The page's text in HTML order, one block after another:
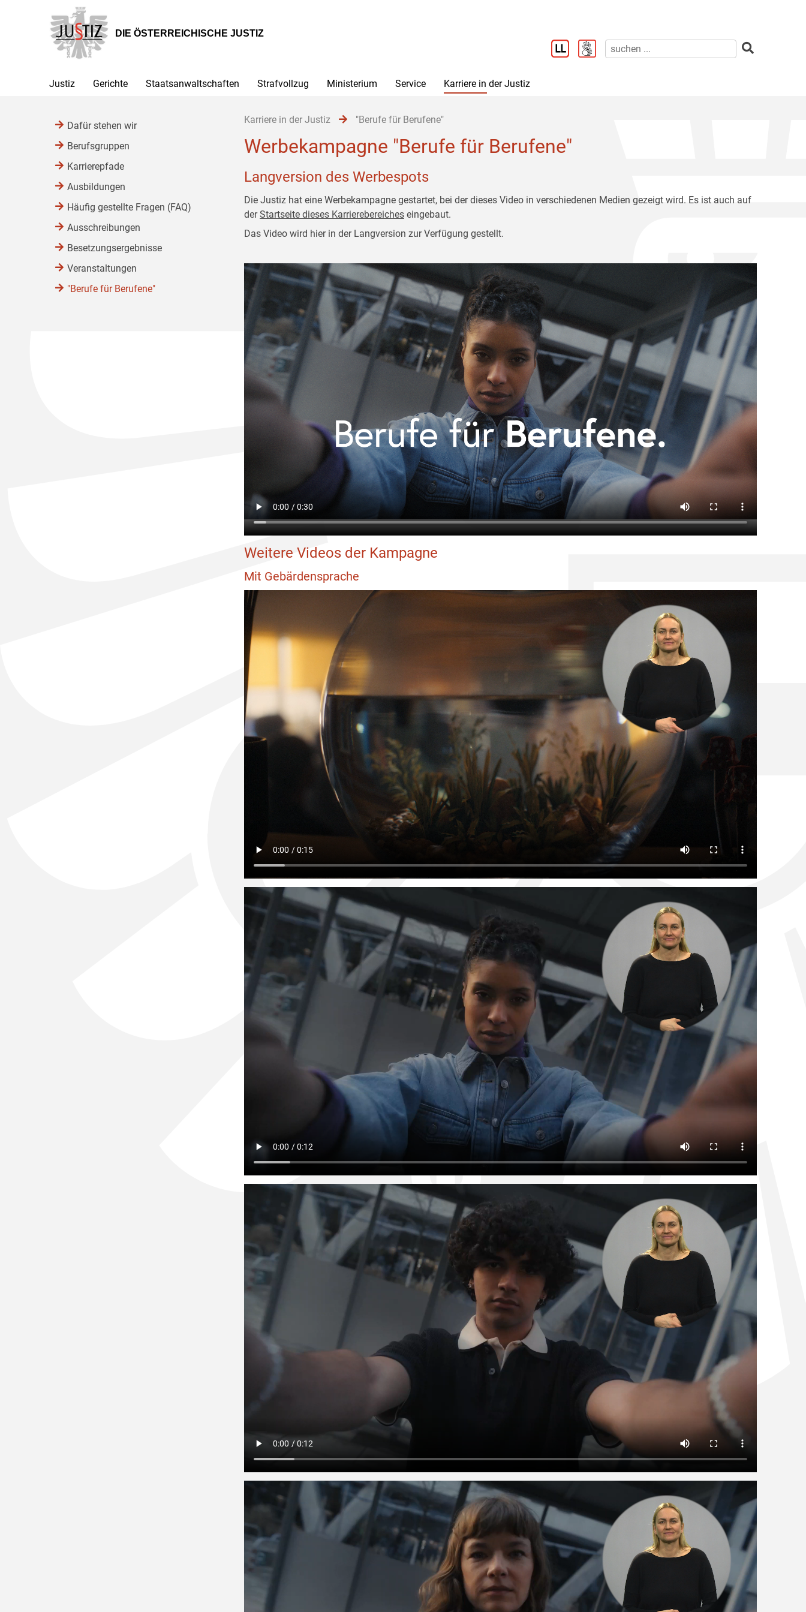
Hauptnavigation
[1]
Inhalt
[2]
Untermenü
[3]
DIE ÖSTERREICHISCHE JUSTIZ
Justiz Gerichte Staatsanwaltschaften Strafvollzug Ministerium Service Karriere in der Justiz
Karriere in der Justiz "Berufe für Berufene"
Werbekampagne "Berufe für Berufene"
Langversion des Werbespots
Die Justiz hat eine Werbekampagne gestartet, bei der dieses Video in verschiedenen Medien gezeigt wird. Es ist auch auf
derStartseite dieses Karrierebereiches eingebaut.
Das Video wird hier in der Langversion zur Verfügung gestellt.
Weitere Videos der Kampagne
Mit Gebärdensprache
Dafür stehen wir
Berufsgruppen
Karrierepfade
Ausbildungen
Häufig gestellte Fragen (FAQ)
Ausschreibungen
Besetzungsergebnisse
Veranstaltungen
"Berufe für Berufene"